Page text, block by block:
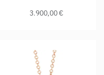
3.900,00 €